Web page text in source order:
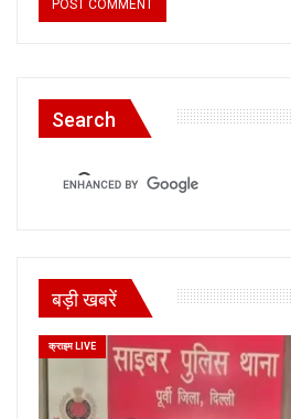
Search
बड़ी खबरें
क्राइम LIVE